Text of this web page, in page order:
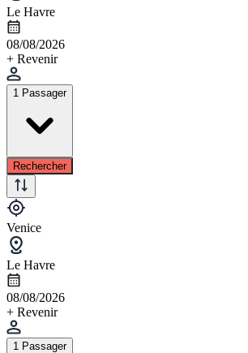
Le Havre
08/08/2026
+ Revenir
1 Passager
Rechercher
Venice
Le Havre
08/08/2026
+ Revenir
1 Passager